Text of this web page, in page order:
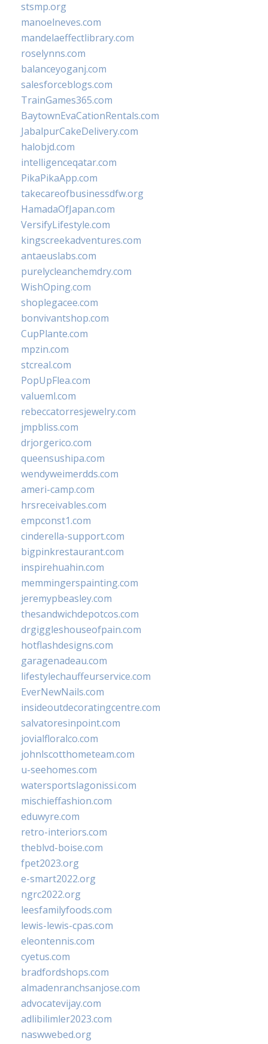
stsmp.org
manoelneves.com
mandelaeffectlibrary.com
roselynns.com
balanceyoganj.com
salesforceblogs.com
TrainGames365.com
BaytownEvaCationRentals.com
JabalpurCakeDelivery.com
halobjd.com
intelligenceqatar.com
PikaPikaApp.com
takecareofbusinessdfw.org
HamadaOfJapan.com
VersifyLifestyle.com
kingscreekadventures.com
antaeuslabs.com
purelycleanchemdry.com
WishOping.com
shoplegacee.com
bonvivantshop.com
CupPlante.com
mpzin.com
stcreal.com
PopUpFlea.com
valueml.com
rebeccatorresjewelry.com
jmpbliss.com
drjorgerico.com
queensushipa.com
wendyweimerdds.com
ameri-camp.com
hrsreceivables.com
empconst1.com
cinderella-support.com
bigpinkrestaurant.com
inspirehuahin.com
memmingerspainting.com
jeremypbeasley.com
thesandwichdepotcos.com
drgiggleshouseofpain.com
hotflashdesigns.com
garagenadeau.com
lifestylechauffeurservice.com
EverNewNails.com
insideoutdecoratingcentre.com
salvatoresinpoint.com
jovialfloralco.com
johnlscotthometeam.com
u-seehomes.com
watersportslagonissi.com
mischieffashion.com
eduwyre.com
retro-interiors.com
theblvd-boise.com
fpet2023.org
e-smart2022.org
ngrc2022.org
leesfamilyfoods.com
lewis-lewis-cpas.com
eleontennis.com
cyetus.com
bradfordshops.com
almadenranchsanjose.com
advocatevijay.com
adlibilimler2023.com
naswwebed.org